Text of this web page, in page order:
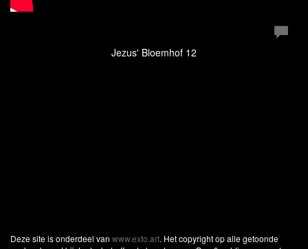
Jezus' Bloemhof 12
Deze site is onderdeel van www.exto.art. Het copyright op alle getoonde